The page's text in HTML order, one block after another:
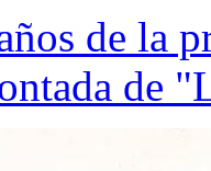
de la
de